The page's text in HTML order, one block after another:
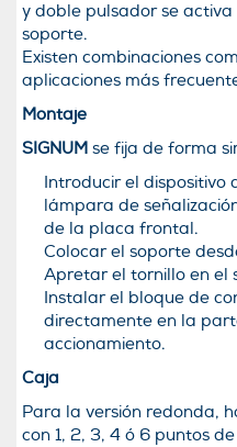
y doble pulsador se
soporte.
Existen combinaciones
aplicaciones más
Montaje
SIGNUM se fija de forma
Introducir el dispositivo
lámpara de
de la placa frontal.
Colocar el soporte
Apretar el tornillo en el
Instalar el bloque de
directamente en la
accionamiento.
Caja
Para la versión redonda,
con 1, 2, 3, 4 ó 6 puntos